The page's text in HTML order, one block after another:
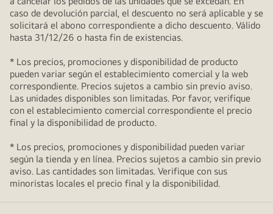
caso de devolución parcial, el descuento no será aplicable y se
solicitará el abono correspondiente a dicho descuento. Válido
hasta 31/12/26 o hasta fin de existencias.
* Los precios, promociones y disponibilidad de producto
pueden variar según el establecimiento comercial y la web
correspondiente. Precios sujetos a cambio sin previo aviso.
Las unidades disponibles son limitadas. Por favor, verifique
con el establecimiento comercial correspondiente el precio
final y la disponibilidad de producto.
* Los precios, promociones y disponibilidad pueden variar
según la tienda y en línea. Precios sujetos a cambio sin previo
aviso. Las cantidades son limitadas. Verifique con sus
minoristas locales el precio final y la disponibilidad.